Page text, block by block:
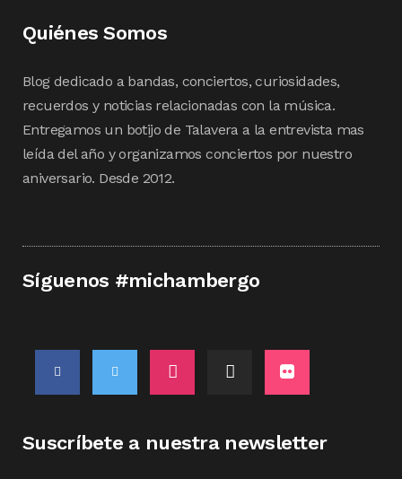
Quiénes Somos
Blog dedicado a bandas, conciertos, curiosidades,
recuerdos y noticias relacionadas con la música.
Entregamos un botijo de Talavera a la entrevista mas
leída del año y organizamos conciertos por nuestro
aniversario. Desde 2012.
Síguenos #michambergo
Suscríbete a nuestra newsletter